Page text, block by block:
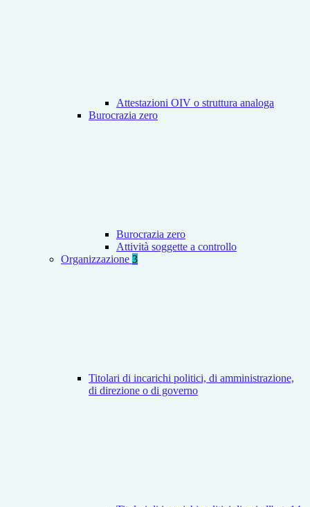
Attestazioni OIV o struttura analoga
Burocrazia zero
Burocrazia zero
Attività soggette a controllo
Organizzazione 3
Titolari di incarichi politici, di amministrazione,
di direzione o di governo